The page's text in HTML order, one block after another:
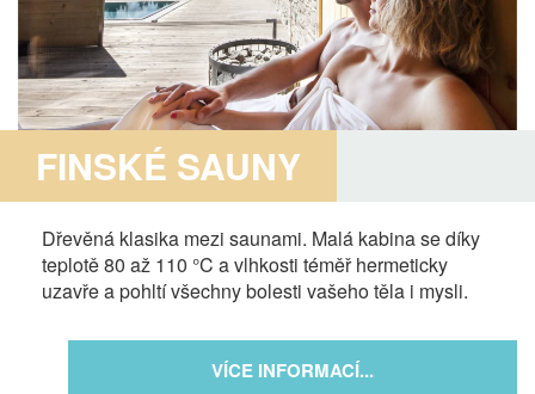
FINSKÉ SAUNY
Dřevěná klasika mezi saunami. Malá kabina se díky
teplotě 80 až 110 °C a vlhkosti téměř hermeticky
uzavře a pohltí všechny bolesti vašeho těla i mysli.
VÍCE INFORMACÍ...